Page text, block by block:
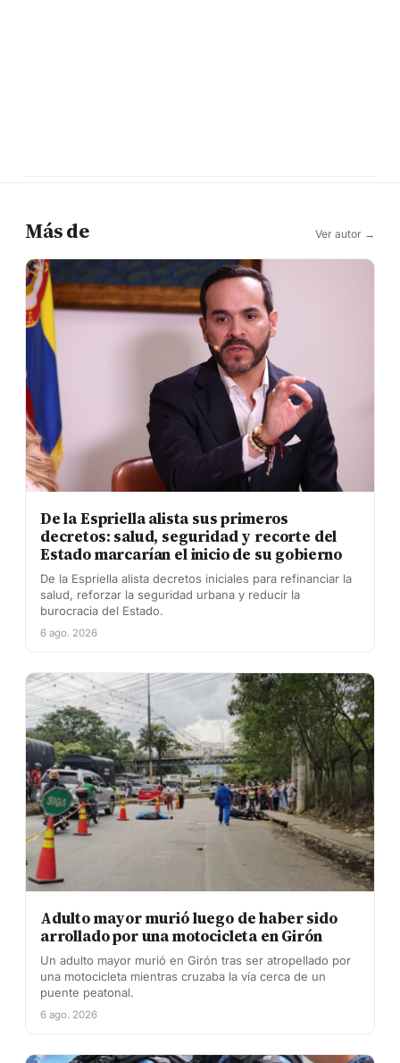
Más de Ver autor →
De la Espriella alista sus primeros
decretos: salud, seguridad y recorte del
Estado marcarían el inicio de su gobierno
De la Espriella alista decretos iniciales para refinanciar la
salud, reforzar la seguridad urbana y reducir la
burocracia del Estado.
6 ago. 2026
Adulto mayor murió luego de haber sido
arrollado por una motocicleta en Girón
Un adulto mayor murió en Girón tras ser atropellado por
una motocicleta mientras cruzaba la vía cerca de un
puente peatonal.
6 ago. 2026